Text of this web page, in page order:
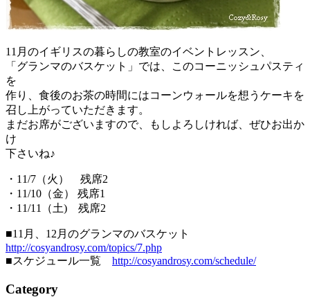
11月のイギリスの暮らしの教室のイベントレッスン、
「グランマのバスケット」では、このコーニッシュパスティ
を
作り、食後のお茶の時間にはコーンウォールを想うケーキを
召し上がっていただきます。
まだお席がございますので、もしよろしければ、ぜひお出か
け
下さいね♪
・11/7（火） 残席2
・11/10（金） 残席1
・11/11（土) 残席2
■11月、12月のグランマのバスケット
http://cosyandrosy.com/topics/7.php
■スケジュール一覧 http://cosyandrosy.com/schedule/
Category